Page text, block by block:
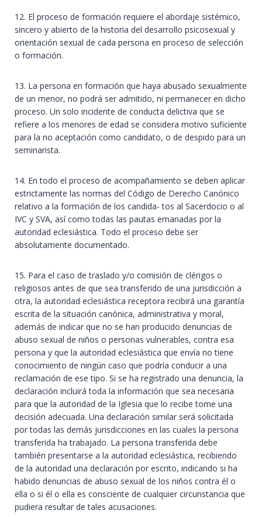
12. El proceso de formación requiere el abordaje sistémico,
sincero y abierto de la historia del desarrollo psicosexual y
orientación sexual de cada persona en proceso de selección
o formación.
13. La persona en formación que haya abusado sexualmente
de un menor, no podrá ser admitido, ni permanecer en dicho
proceso. Un solo incidente de conducta delictiva que se
refiere a los menores de edad se considera motivo suficiente
para la no aceptación como candidato, o de despido para un
seminarista.
14. En todo el proceso de acompañamiento se deben aplicar
estrictamente las normas del Código de Derecho Canónico
relativo a la formación de los candida- tos al Sacerdocio o al
IVC y SVA, así como todas las pautas emanadas por la
autoridad eclesiástica. Todo el proceso debe ser
absolutamente documentado.
15. Para el caso de traslado y/o comisión de clérigos o
religiosos antes de que sea transferido de una jurisdicción a
otra, la autoridad eclesiástica receptora recibirá una garantía
escrita de la situación canónica, administrativa y moral,
además de indicar que no se han producido denuncias de
abuso sexual de niños o personas vulnerables, contra esa
persona y que la autoridad eclesiástica que envía no tiene
conocimiento de ningún caso que podría conducir a una
reclamación de ese tipo. Si se ha registrado una denuncia, la
declaración incluirá toda la información que sea necesaria
para que la autoridad de la Iglesia que lo recibe tome una
decisión adecuada. Una declaración similar será solicitada
por todas las demás jurisdicciones en las cuales la persona
transferida ha trabajado. La persona transferida debe
también presentarse a la autoridad eclesiástica, recibiendo
de la autoridad una declaración por escrito, indicando si ha
habido denuncias de abuso sexual de los niños contra él o
ella o si él o ella es consciente de cualquier circunstancia que
pudiera resultar de tales acusaciones.